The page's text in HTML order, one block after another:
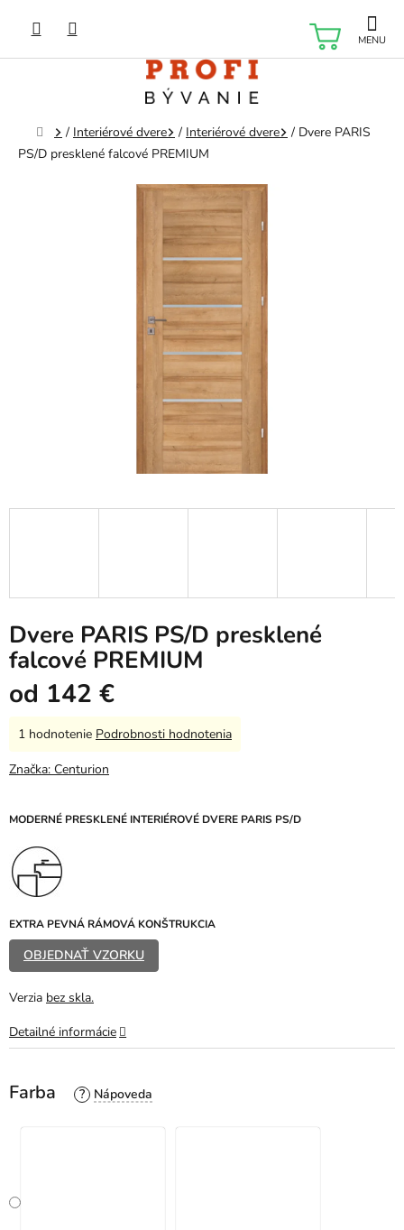
obsah
Domov
/ Interiérové dvere / Interiérové dvere / Dvere PARIS
PS/D presklené falcové PREMIUM
Dvere PARIS PS/D presklené
falcové PREMIUM
od 142 €
Farba ?
MODERNÉ PRESKLENÉ INTERIÉROVÉ DVERE PARIS PS/D
EXTRA PEVNÁ RÁMOVÁ KONŠTRUKCIA
OBJEDNAŤ VZORKU
Verzia bez skla.
Detailné informácie
Priemerné
produktu
z
hviezdičiek.
1 hodnotenie Podrobnosti hodnotenia
Značka: Centurion